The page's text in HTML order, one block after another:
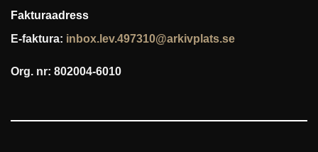
Fakturaadress
E-faktura: inbox.lev.497310@arkivplats.se
Org. nr: 802004-6010